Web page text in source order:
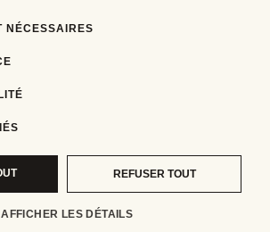
NÉCESSAIRES
REFUSER TOUT
AFFICHER LES DÉTAILS